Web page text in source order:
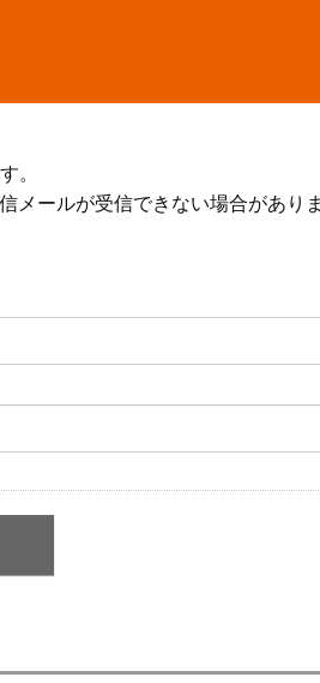
。
ールが受信できない場合がありま